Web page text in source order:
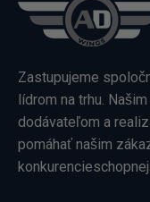
Zastupujeme
lídrom na trhu.
dodávateľom a
pomáhať našim